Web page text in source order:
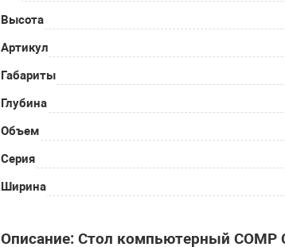
Высота
Артикул
Габариты
Глубина
Объем
Серия
Ширина
Описание: Стол компьютерный COMP